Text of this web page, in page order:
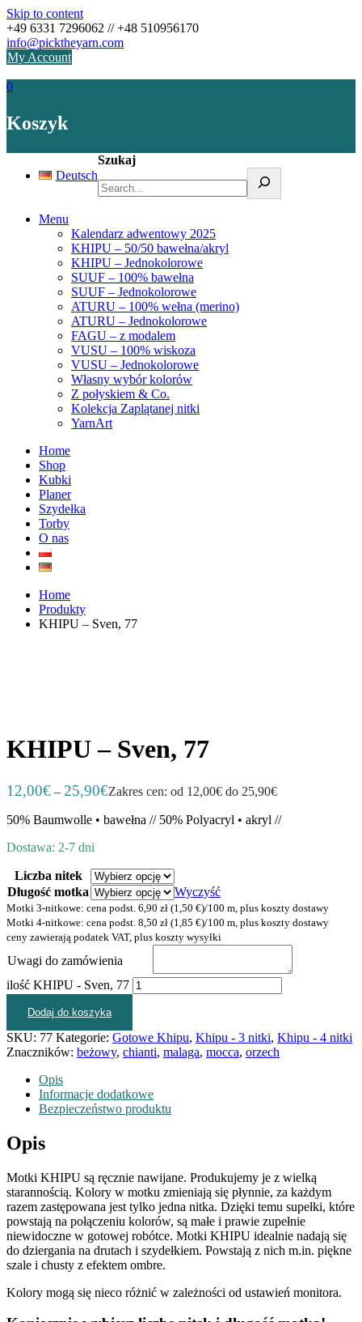
Skip to content
+49 6331 7296062 // +48 510956170
info@picktheyarn.com
My Account
0
Koszyk
Deutsch
Szukaj
Menu
Kalendarz adwentowy 2025
KHIPU – 50/50 bawełna/akryl
KHIPU – Jednokolorowe
SUUF – 100% bawełna
SUUF – Jednokolorowe
ATURU – 100% wełna (merino)
ATURU – Jednokolorowe
FAGU – z modalem
VUSU – 100% wiskoza
VUSU – Jednokolorowe
Własny wybór kolorów
Z połyskiem & Co.
Kolekcja Zaplątanej nitki
YarnArt
Home
Shop
Kubki
Planer
Szydełka
Torby
O nas
Home
Produkty
KHIPU – Sven, 77
KHIPU – Sven, 77
12,00€ – 25,90€Zakres cen: od 12,00€ do 25,90€
50% Baumwolle • bawełna // 50% Polyacryl • akryl //
Dostawa: 2-7 dni
Liczba nitek
Długość motka
Wyczyść
Motki 3-nitkowe: cena podst. 6,90 zł (1,50 €)/100 m, plus koszty dostawy
Motki 4-nitkowe: cena podst. 8,50 zł (1,85 €)/100 m, plus koszty dostawy
ceny zawierają podatek VAT, plus koszty wysyłki
Uwagi do zamówienia
ilość KHIPU - Sven, 77
Dodaj do koszyka
SKU: 77 Kategorie: Gotowe Khipu, Khipu - 3 nitki, Khipu - 4 nitki
Znaczników: beżowy, chianti, malaga, mocca, orzech
Opis
Informacje dodatkowe
Bezpieczeństwo produktu
Opis
Motki KHIPU są ręcznie nawijane. Produkujemy je z wielką
starannością. Kolory w motku zmieniają się płynnie, za każdym
razem zastępowana jest tylko jedna nitka. Dzięki temu supełki, które
powstają na połączeniu kolorów, są małe i prawie zupełnie
niewidoczne w gotowej robótce. Motki KHIPU idealnie nadają się
do dziergania na drutach i szydełkiem. Powstają z nich m.in. piękne
szale i chusty z efektem ombre.
Kolory mogą się nieco różnić w zależności od ustawień monitora.